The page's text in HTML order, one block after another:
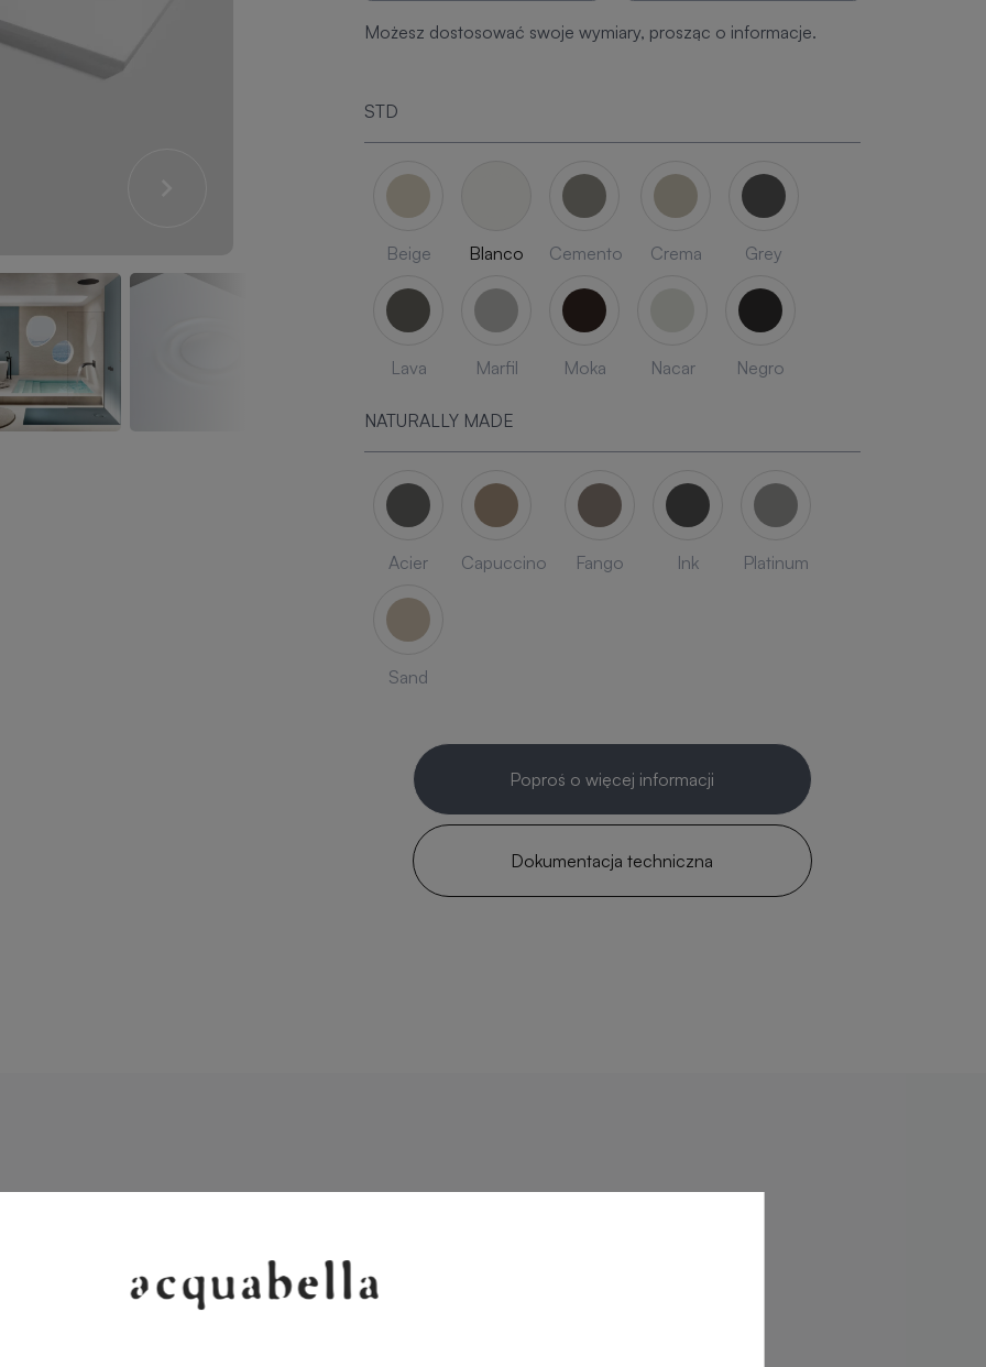
Możesz dostosować swoje wymiary, prosząc o informacje.
STD
Beige Blanco Cemento Crema Grey
Lava Marfil Moka Nacar Negro
NATURALLY MADE
Acier Capuccino Fango Ink Platinum
Sand
Poproś o więcej informacji
Dokumentacja techniczna